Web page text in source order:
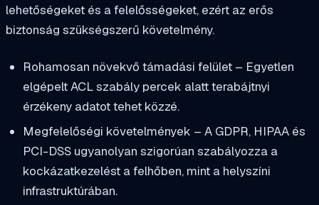
lehetőségeket és a felelősségeket, ezért az erős
biztonság szükségszerű követelmény.
Rohamosan növekvő támadási felület – Egyetlen
elgépelt ACL szabály percek alatt terabájtnyi
érzékeny adatot tehet közzé.
Megfelelőségi követelmények – A GDPR, HIPAA és
PCI-DSS ugyanolyan szigorúan szabályozza a
kockázatkezelést a felhőben, mint a helyszíni
infrastruktúrában.